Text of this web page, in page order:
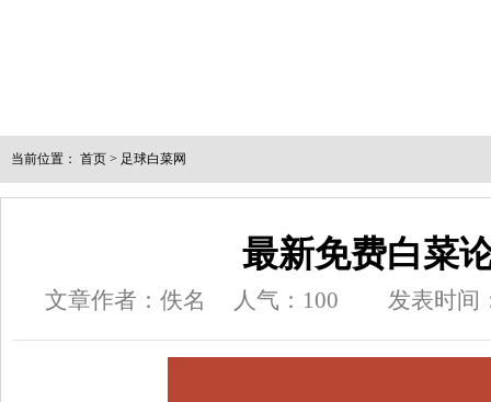
当前位置： 首页 > 足球白菜网
最新免费白菜
文章作者：佚名 人气： 100 发表时间